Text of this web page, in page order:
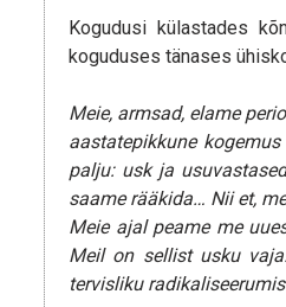
Kogudusi külastades
koguduses tänases
Meie, armsad, elame
aastatepikkune
palju: usk ja
saame rääkida… Nii et,
Meie ajal peame me
Meil on sellist usku
tervisliku